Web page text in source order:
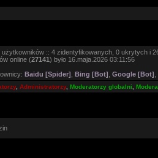
użytkowników :: 4 zidentyfikowanych, 0 ukrytych i
online (27141) było 16.maja.2026 03:11:56
Baidu [Spider] Bing [Bot] Google [Bot]
, Administratorzy, Moderatorzy globalni